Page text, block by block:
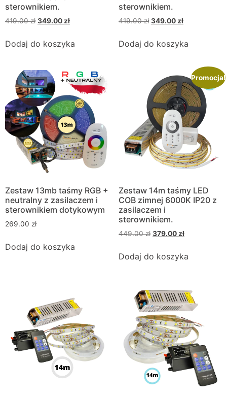
sterownikiem.
419.00zł 349.00 zł
Dodaj do koszyka
sterownikiem.
419.00zł 349.00 zł
Dodaj do koszyka
Zestaw 13mb taśmy RGB +
neutralny z zasilaczem i
sterownikiem dotykowym
269.00 zł
Dodaj do koszyka
Promocja!
Zestaw 14m taśmy LED
COB zimnej 6000K IP20 z
zasilaczem i
sterownikiem.
449.00zł 379.00 zł
Dodaj do koszyka